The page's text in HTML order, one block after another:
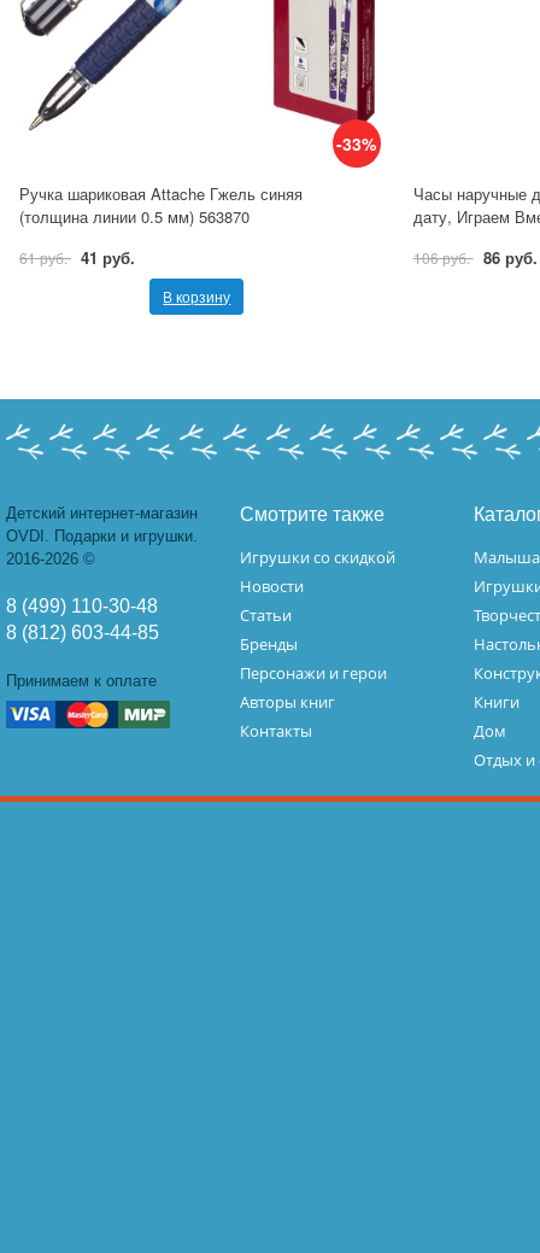
-33%
Ручка шариковая Attache Гжель синяя
(толщина линии 0.5 мм) 563870
61 руб. 41 руб.
В корзину
Часы наручные
дату, Играем
106 руб. 86 руб.
Детский интернет-магазин
OVDI. Подарки и игрушки.
2016-2026 ©
8 (499) 110-30-48
8 (812) 603-44-85
Принимаем к оплате
Смотрите также
Игрушки со скидкой
Новости
Статьи
Бренды
Персонажи и герои
Авторы книг
Контакты
Книги
Дом
Отдых и